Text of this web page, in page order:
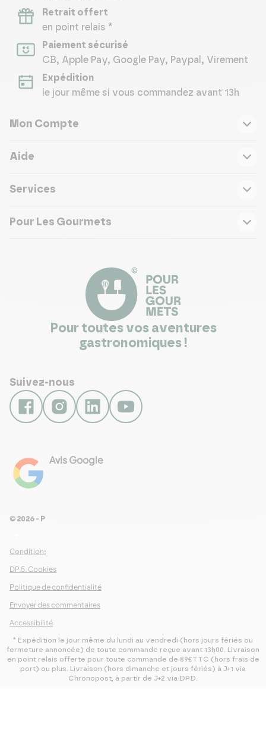
Retrait offert
en point relais *
Paiement sécurisé
CB, Apple Pay, Google Pay, Paypal, Virement
Expédition
le jour même si vous commandez avant 13h
Mon Compte
Aide
Services
Pour Les Gourmets
Pour toutes vos aventures
gastronomiques !
Suivez-nous
Avis Google
Conditions Générales de Ventes
DP.5. Cookies
Politique de confidentialité
Envoyer des commentaires
Accessibilité
© 2026 - Pour Les Gourmets
* Expédition le jour même du lundi au vendredi (hors jours fériés ou
fermeture annoncée) de toute commande reçue avant 13h00. Livraison
en point relais offerte pour toute commande de 89€TTC (hors frais de
port) ou plus. Livraison (hors dimanche et jours fériés) à J+1 via
Chronopost, à partir de J+2 via DPD.